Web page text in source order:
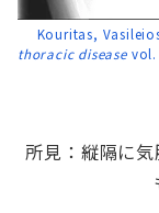
Kouritas,
thoracic diseasevol.
所見：縦隔に